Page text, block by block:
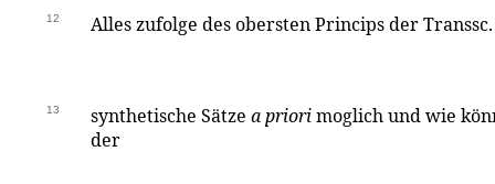
12 Alles zufolge des obersten Princips der
13 synthetische Sätze a priorimoglich und wie
der